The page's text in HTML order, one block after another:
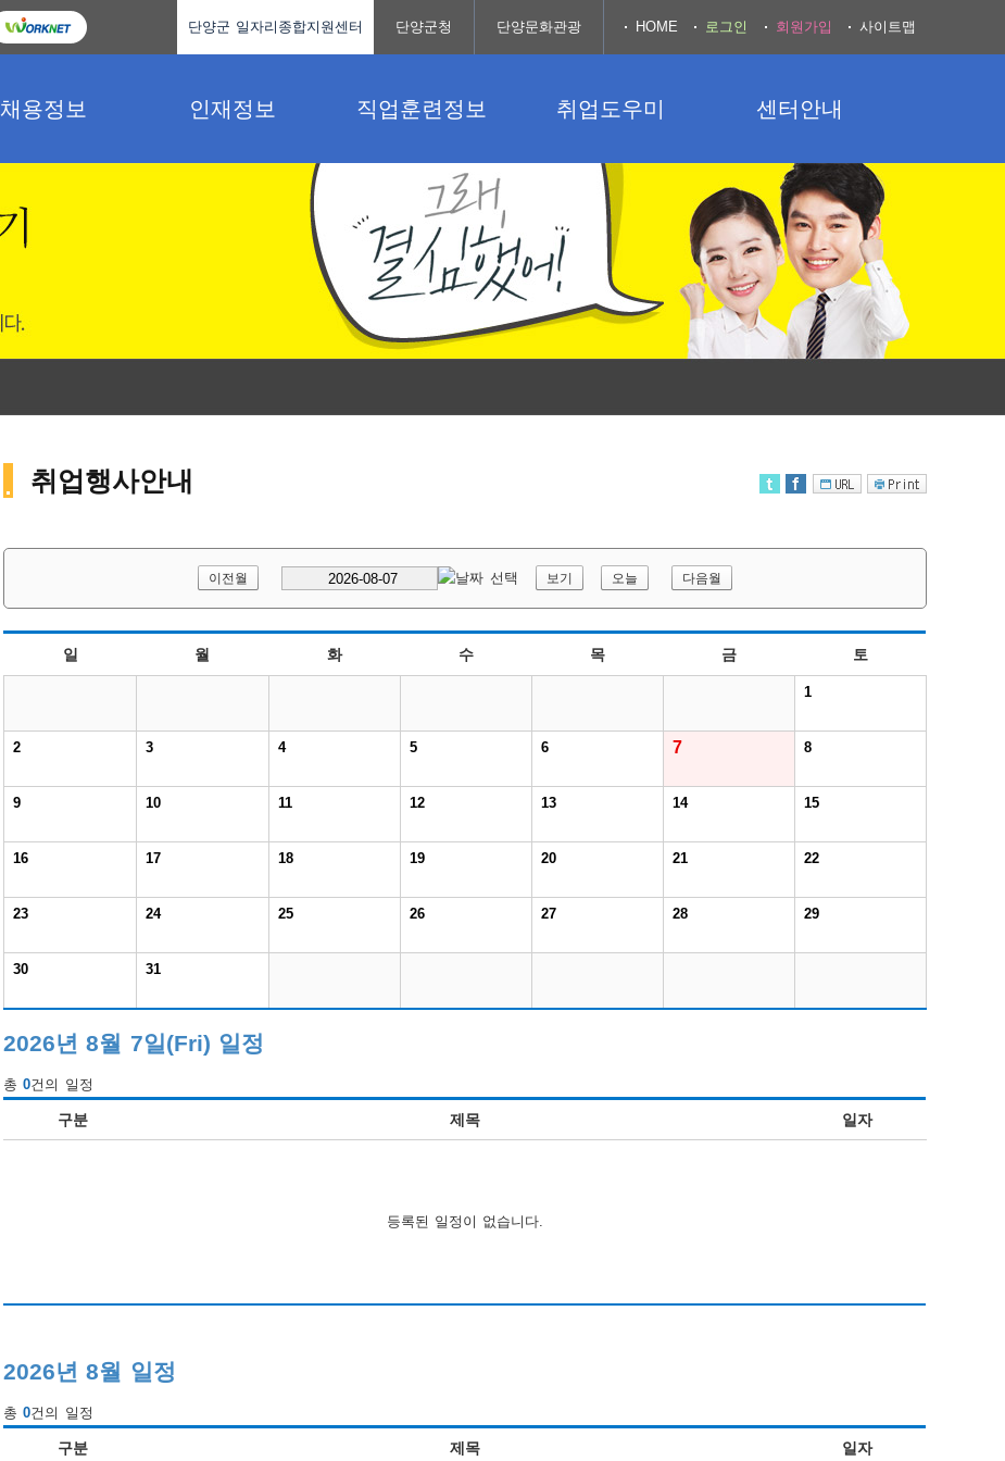
채용정보 인재정보 직업훈련정보 취업도우미 센터안내
단양군 일자리종합지원센터 단양군청 단양문화관광 HOME 로그인 회원가입 사이트맵
취업행사안내
이전월 보기 오늘 다음월
일 월 화 수 목 금 토
1
2 3 4 5 6 7 8
9 10 11 12 13 14 15
16 17 18 19 20 21 22
23 24 25 26 27 28 29
30 31
2026년 8월 7일(Fri) 일정
총0건의 일정
구분 제목 일자
등록된 일정이 없습니다.
2026년 8월 일정
총0건의 일정
구분 제목 일자